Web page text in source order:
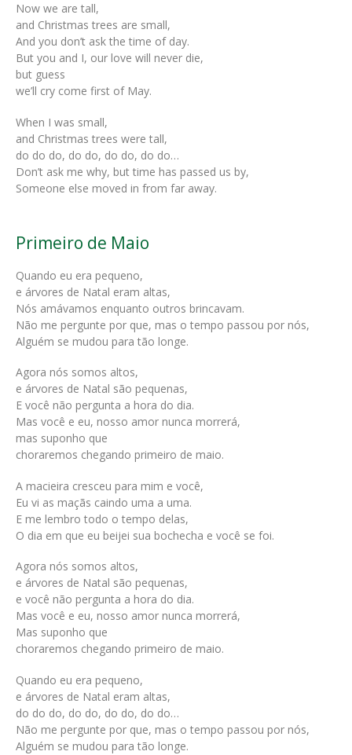
Now we are tall,
and Christmas trees are small,
And you don’t ask the time of day.
But you and I, our love will never die,
but guess
we’ll cry come first of May.
When I was small,
and Christmas trees were tall,
do do do, do do, do do, do do…
Don’t ask me why, but time has passed us by,
Someone else moved in from far away.
Primeiro de Maio
Quando eu era pequeno,
e árvores de Natal eram altas,
Nós amávamos enquanto outros brincavam.
Não me pergunte por que, mas o tempo passou por nós,
Alguém se mudou para tão longe.
Agora nós somos altos,
e árvores de Natal são pequenas,
E você não pergunta a hora do dia.
Mas você e eu, nosso amor nunca morrerá,
mas suponho que
choraremos chegando primeiro de maio.
A macieira cresceu para mim e você,
Eu vi as maçãs caindo uma a uma.
E me lembro todo o tempo delas,
O dia em que eu beijei sua bochecha e você se foi.
Agora nós somos altos,
e árvores de Natal são pequenas,
e você não pergunta a hora do dia.
Mas você e eu, nosso amor nunca morrerá,
Mas suponho que
choraremos chegando primeiro de maio.
Quando eu era pequeno,
e árvores de Natal eram altas,
do do do, do do, do do, do do…
Não me pergunte por que, mas o tempo passou por nós,
Alguém se mudou para tão longe.